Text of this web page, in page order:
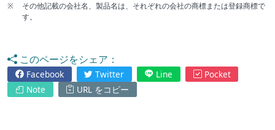
※
その他記載の会社名、製品名は、それぞれの会社の商標または登録商標で
す。
このページをシェア：
Facebook Twitter Line
Pocket
Note
URL をコピー